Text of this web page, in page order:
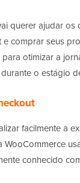
querer ajudar os
comprar seus
otimizar a
o estágio
facilmente a
WooCommerce
conhecido